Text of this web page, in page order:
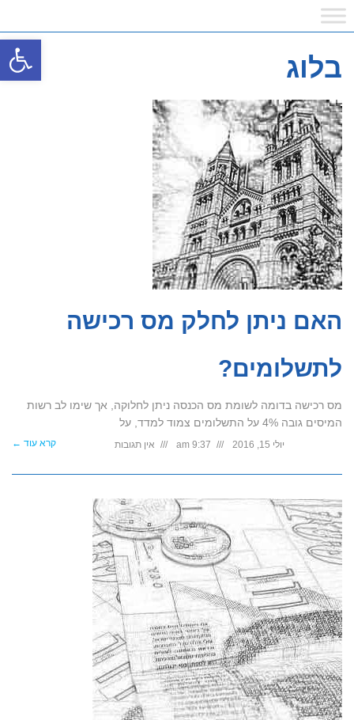
בלוג
האם ניתן לחלק מס רכישה
לתשלומים?
מס רכישה בדומה לשומת מס הכנסה ניתן לחלוקה, אך שימו לב רשות
המיסים גובה 4% על התשלומים צמוד למדד, על
יולי 15, 2016 9:37 am אין תגובות קרא עוד ←